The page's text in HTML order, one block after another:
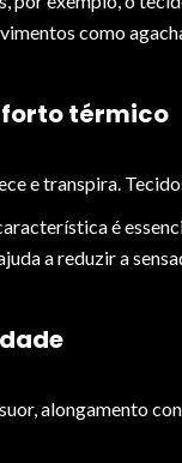
como
térmico
e transpira.
é
a reduzir a
alongamento